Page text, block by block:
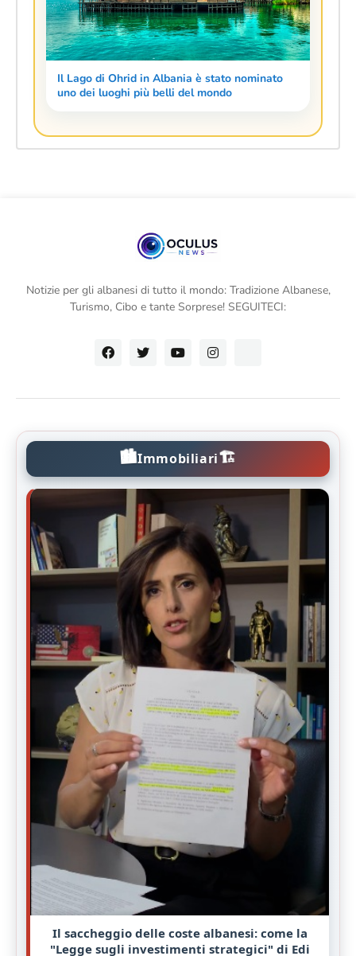
Il Lago di Ohrid in Albania è stato nominato
uno dei luoghi più belli del mondo
Notizie per gli albanesi di tutto il mondo: Tradizione Albanese,
Turismo, Cibo e tante Sorprese! SEGUITECI:
🏙️Immobiliari🏗️
Il saccheggio delle coste albanesi: come la
"Legge sugli investimenti strategici" di Edi